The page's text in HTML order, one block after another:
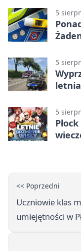
5
5
5
<< Poprzedni
Uczniowie klas
umiejętności w